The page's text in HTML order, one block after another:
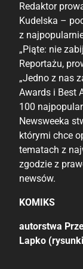
Redaktor
Kudelska –
z
„Piąte: nie
Reportażu,
„Jedno z nas
Awards i Best
100
Newsweeka
którymi chce
tematach z
zgodzie z
newsów.
KOMIKS
autorstwa
Lapko